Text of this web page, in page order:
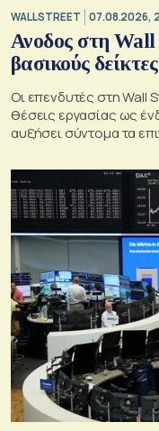
WALL STREET 07.08.2026,
Ανοδος στη Wall
βασικούς δείκτες
Οι επενδυτές στη Wall
θέσεις εργασίας ως
αυξήσει σύντομα τα